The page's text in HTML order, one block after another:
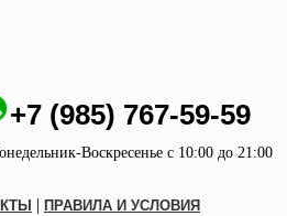
+7 (985) 767-59-59
Воскресенье с 10:00 до 21:00
| ПРАВИЛА И УСЛОВИЯ